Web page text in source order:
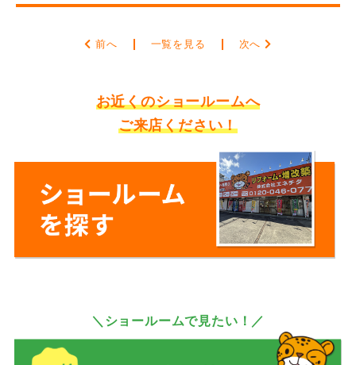
前へ 一覧を見る 次へ
お近くのショールームへ
ご来店ください！
＼ショールームで見たい！／